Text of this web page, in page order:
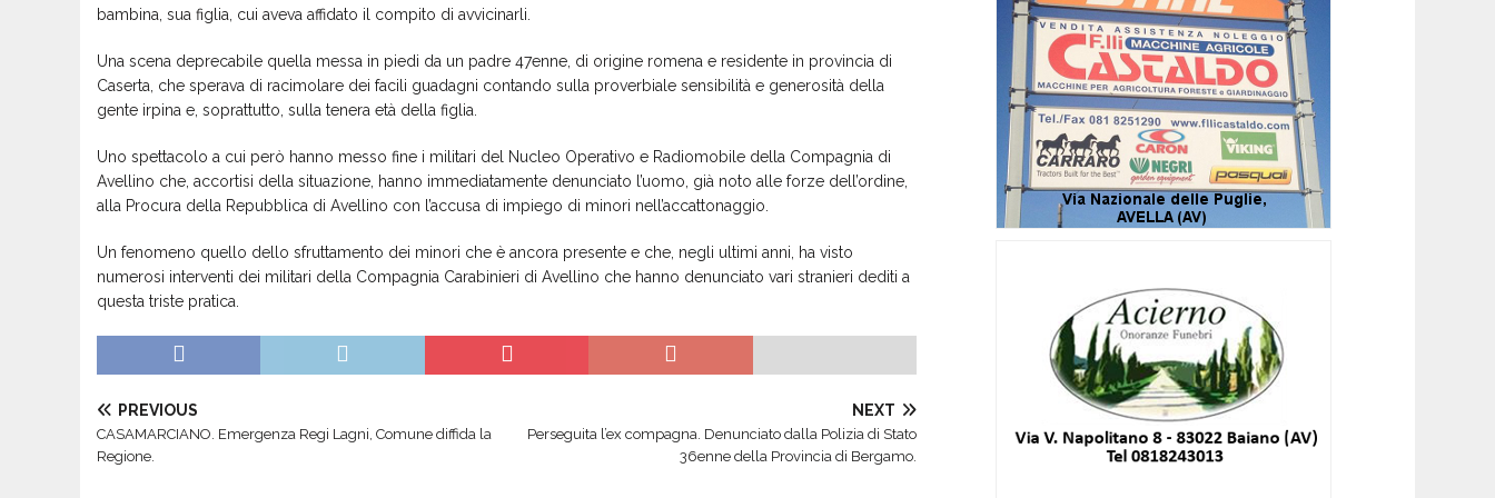
bambina, sua figlia, cui aveva affidato il compito di avvicinarli.
Una scena deprecabile quella messa in piedi da un padre 47enne, di origine romena e residente in provincia di
Caserta, che sperava di racimolare dei facili guadagni contando sulla proverbiale sensibilità e generosità della
gente irpina e, soprattutto, sulla tenera età della figlia.
Uno spettacolo a cui però hanno messo fine i militari del Nucleo Operativo e Radiomobile della Compagnia di
Avellino che, accortisi della situazione, hanno immediatamente denunciato l’uomo, già noto alle forze dell’ordine,
alla Procura della Repubblica di Avellino con l’accusa di impiego di minori nell’accattonaggio.
Un fenomeno quello dello sfruttamento dei minori che è ancora presente e che, negli ultimi anni, ha visto
numerosi interventi dei militari della Compagnia Carabinieri di Avellino che hanno denunciato vari stranieri dediti a
questa triste pratica.
PREVIOUS
CASAMARCIANO. Emergenza Regi Lagni, Comune diffida la
Regione.
NEXT
Perseguita l’ex compagna. Denunciato dalla Polizia di Stato
36enne della Provincia di Bergamo.